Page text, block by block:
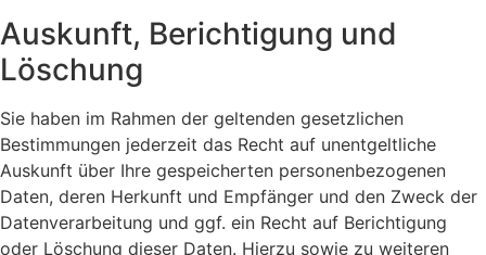
Auskunft, Berichtigung und
Löschung
Sie haben im Rahmen der geltenden gesetzlichen
Bestimmungen jederzeit das Recht auf unentgeltliche
Auskunft über Ihre gespeicherten personenbezogenen
Daten, deren Herkunft und Empfänger und den Zweck der
Datenverarbeitung und ggf. ein Recht auf Berichtigung
oder Löschung dieser Daten. Hierzu sowie zu weiteren